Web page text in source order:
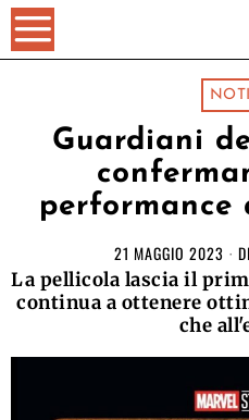
Guardiani
performance
21 MAGGIO 2023 DI
La pellicola lascia il
continua a ottenere
che